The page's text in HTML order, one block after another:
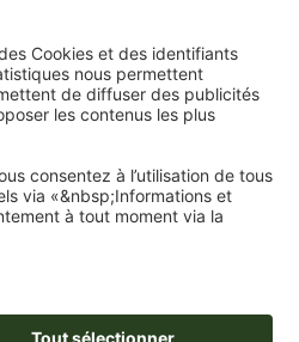
et leur film se retire facilement.
sur des verres, bouteilles,
SURFACE
ce qui vous permet de